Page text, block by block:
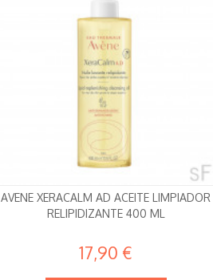
AVENE XERACALM AD ACEITE LIMPIADOR
RELIPIDIZANTE 400 ML
17,90 €